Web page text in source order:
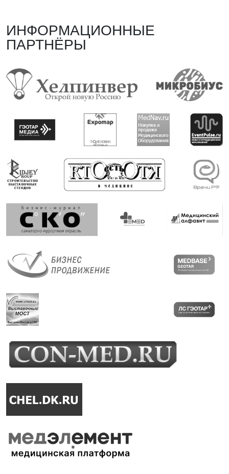
ИНФОРМАЦИОННЫЕ
ПАРТНЁРЫ